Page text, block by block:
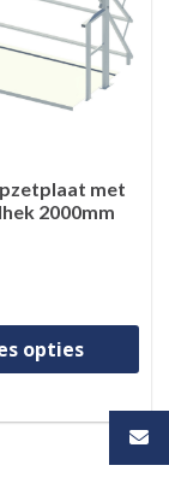
meerdere
met
2000mm
opties